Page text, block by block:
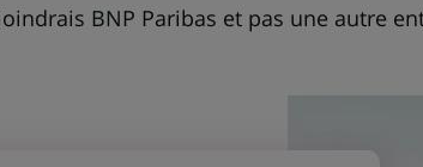
BNP Paribas et pas une autre